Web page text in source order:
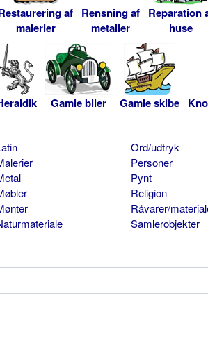
af
malerier
Rensning af
metaller
Reparation
huse
Gamle biler Gamle skibe
Ord/udtryk
Personer
Pynt
Religion
Råvarer/
Samlerobjekter